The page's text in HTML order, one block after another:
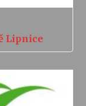
Lipnice